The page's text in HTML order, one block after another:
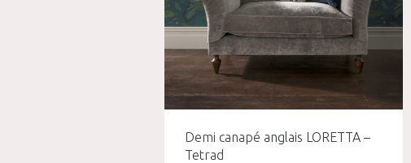
Demi canapé anglais LORETTA –
Tetrad